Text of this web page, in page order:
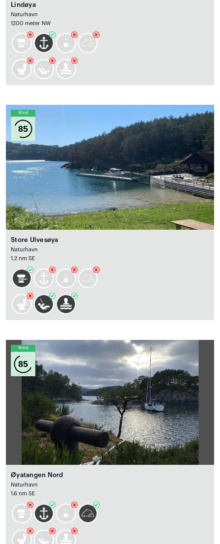
Lindøya
Naturhavn
1200 meter NW
Wind
85
Store Ulvesøya
Naturhavn
1.2 nm SE
Wind
85
Øyatangen Nord
Naturhavn
1.6 nm SE